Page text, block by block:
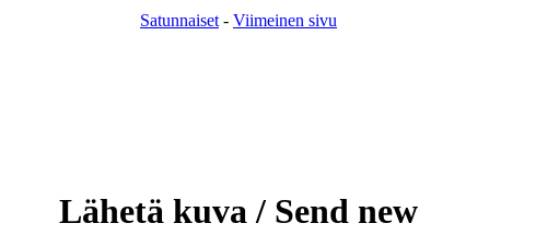
Satunnaiset - Viimeinen sivu
Lähetä kuva / Send new